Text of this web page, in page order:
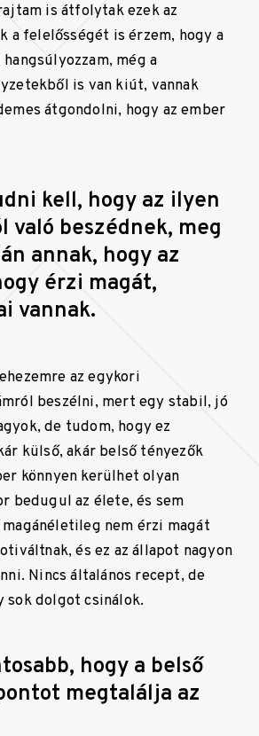
is átfolytak ezek az
a felelősségét is érzem, hogy a
még a
is van kiút, vannak
átgondolni, hogy az ember
kell, hogy az ilyen
való beszédnek, meg
annak, hogy az
érzi magát,
vannak.
az egykori
beszélni, mert egy stabil, jó
de tudom, hogy ez
külső, akár belső tényezők
könnyen kerülhet olyan
bedugul az élete, és sem
nem érzi magát
és ez az állapot nagyon
Nincs általános recept, de
sok dolgot csinálok.
hogy a belső
megtalálja az